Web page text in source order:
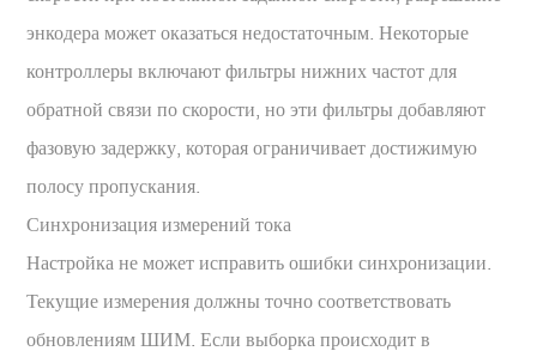
энкодера может оказаться недостаточным. Некоторые
контроллеры включают фильтры нижних частот для
обратной связи по скорости, но эти фильтры добавляют
фазовую задержку, которая ограничивает достижимую
полосу пропускания.
Синхронизация измерений тока
Настройка не может исправить ошибки синхронизации.
Текущие измерения должны точно соответствовать
обновлениям ШИМ. Если выборка происходит в